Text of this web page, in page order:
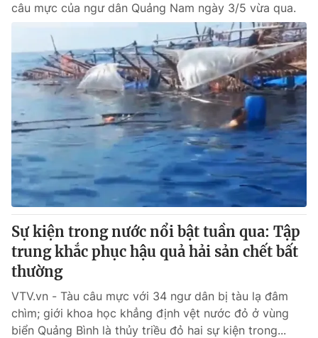
câu mực của ngư dân Quảng Nam ngày 3/5 vừa qua.
Sự kiện trong nước nổi bật tuần qua: Tập
trung khắc phục hậu quả hải sản chết bất
thường
VTV.vn - Tàu câu mực với 34 ngư dân bị tàu lạ đâm
chìm; giới khoa học khẳng định vệt nước đỏ ở vùng
biển Quảng Bình là thủy triều đỏ hai sự kiện trong...